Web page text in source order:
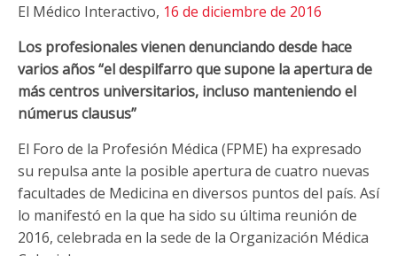
El Médico Interactivo, 16 de diciembre de 2016
Los profesionales vienen denunciando desde hace
varios años “el despilfarro que supone la apertura de
más centros universitarios, incluso manteniendo el
númerus clausus”
El Foro de la Profesión Médica (FPME) ha expresado
su repulsa ante la posible apertura de cuatro nuevas
facultades de Medicina en diversos puntos del país. Así
lo manifestó en la que ha sido su última reunión de
2016, celebrada en la sede de la Organización Médica